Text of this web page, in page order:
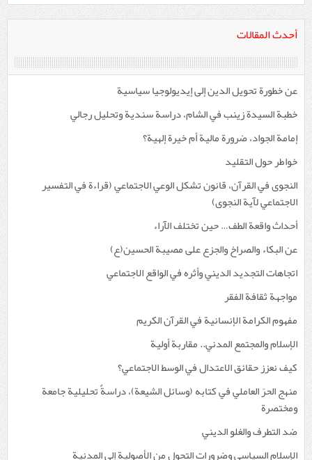
أحدث المقالات
عن خطورة تحويل الدين إلى إيديولوجيا سياسية
خطبة السيدة زينب في الشام، دراسة سندية وتحليل رجالي
إمامة الجواد، ضرورة مالية أم خيرة إلهية؟
خواطر حول التقليد
النجوى في القرآن، قانون تشكل الوعي الاجتماعي (قراءة في التفسير
الاجتماعي لآية النجوى)
أحداث واقعة الطف… حين تختلف الآراء
عن البكاء والصراخ والجزع على مصيبة الحسين(ع)
اتجاهات التجديد الديني وأثره في الواقع الاجتماعي
مواجهة ثقافة الفقر
مفهوم الكرامة الإنسانية في القرآن الكريم
الإسلام والمجتمع المدني.. مقاربة أولية
كيف نعزز حقائق الاعتدال في الوسط الاجتماعي؟
منهج الحرّ العاملي في كتابه (وسائل الشيعة)، دراسةٌ تحليلية جامعة
ومختصرة
ضد التطرف والغلو الديني
الإسلام السياسي وضرورات التحول من الأصولية إلى المدنية